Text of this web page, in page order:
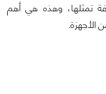
تمثلها، وهذه هي أهم
الأجهزة.